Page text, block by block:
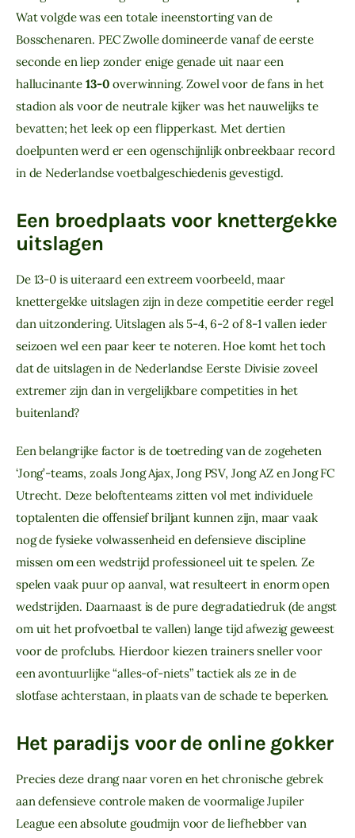
Wat volgde was een totale ineenstorting van de
Bosschenaren. PEC Zwolle domineerde vanaf de eerste
seconde en liep zonder enige genade uit naar een
hallucinante 13-0 overwinning. Zowel voor de fans in het
stadion als voor de neutrale kijker was het nauwelijks te
bevatten; het leek op een flipperkast. Met dertien
doelpunten werd er een ogenschijnlijk onbreekbaar record
in de Nederlandse voetbalgeschiedenis gevestigd.
Een broedplaats voor knettergekke
uitslagen
De 13-0 is uiteraard een extreem voorbeeld, maar
knettergekke uitslagen zijn in deze competitie eerder regel
dan uitzondering. Uitslagen als 5-4, 6-2 of 8-1 vallen ieder
seizoen wel een paar keer te noteren. Hoe komt het toch
dat de uitslagen in de Nederlandse Eerste Divisie zoveel
extremer zijn dan in vergelijkbare competities in het
buitenland?
Een belangrijke factor is de toetreding van de zogeheten
‘Jong’-teams, zoals Jong Ajax, Jong PSV, Jong AZ en Jong FC
Utrecht. Deze beloftenteams zitten vol met individuele
toptalenten die offensief briljant kunnen zijn, maar vaak
nog de fysieke volwassenheid en defensieve discipline
missen om een wedstrijd professioneel uit te spelen. Ze
spelen vaak puur op aanval, wat resulteert in enorm open
wedstrijden. Daarnaast is de pure degradatiedruk (de angst
om uit het profvoetbal te vallen) lange tijd afwezig geweest
voor de profclubs. Hierdoor kiezen trainers sneller voor
een avontuurlijke “alles-of-niets” tactiek als ze in de
slotfase achterstaan, in plaats van de schade te beperken.
Het paradijs voor de online gokker
Precies deze drang naar voren en het chronische gebrek
aan defensieve controle maken de voormalige Jupiler
League een absolute goudmijn voor de liefhebber van